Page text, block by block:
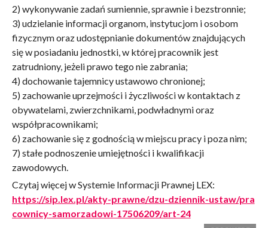
2) wykonywanie zadań sumiennie, sprawnie i bezstronnie;
3) udzielanie informacji organom, instytucjom i osobom
fizycznym oraz udostępnianie dokumentów znajdujących
się w posiadaniu jednostki, w której pracownik jest
zatrudniony, jeżeli prawo tego nie zabrania;
4) dochowanie tajemnicy ustawowo chronionej;
5) zachowanie uprzejmości i życzliwości w kontaktach z
obywatelami, zwierzchnikami, podwładnymi oraz
współpracownikami;
6) zachowanie się z godnością w miejscu pracy i poza nim;
7) stałe podnoszenie umiejętności i kwalifikacji
zawodowych.
Czytaj więcej w Systemie Informacji Prawnej LEX:
https://sip.lex.pl/akty-prawne/dzu-dziennik-ustaw/pra
cownicy-samorzadowi-17506209/art-24